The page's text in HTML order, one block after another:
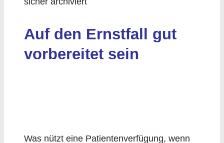
Auf den Ernstfall gut
vorbereitet sein
Was nützt eine Patientenverfügung, wenn